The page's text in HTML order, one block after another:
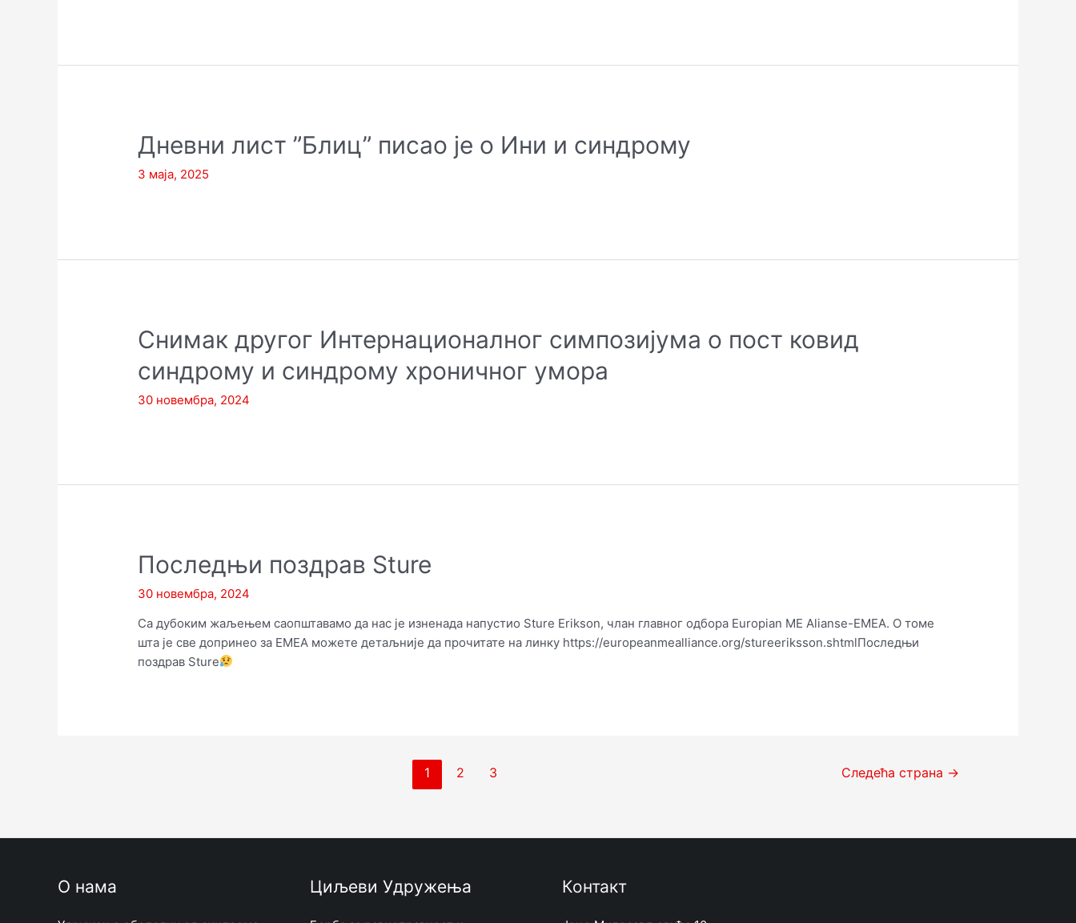
Newsmaxs
Дневни лист ”Блиц” писао је о Ини и синдрому
3 маја, 2025
Снимак другог Интернационалног симпозијума о пост ковид
синдрому и синдрому хроничног умора
30 новембра, 2024
Последњи поздрав Sture
30 новембра, 2024
Са дубоким жаљењем саопштавамо да нас је изненада напустио Sture Erikson, члан главног одбора Europian ME Alianse-EMEA. О томе
шта је све допринео за ЕМЕА можете детаљније да прочитате на линку https://europeanmealliance.org/stureeriksson.shtmlПоследњи
поздрав Sture
1 2 3 Следећа страна →
О нама Циљеви Удружења Контакт